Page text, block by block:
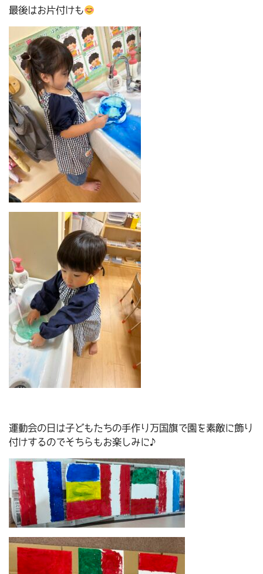
最後はお片付けも
運動会の日は子どもたちの手作り万国旗で園を素敵に飾り
付けするのでそちらもお楽しみに♪